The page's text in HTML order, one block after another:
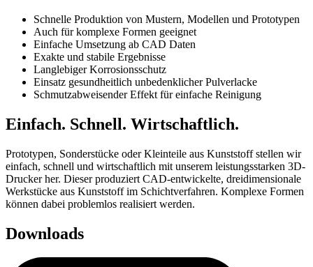
Schnelle Produktion von Mustern, Modellen und Prototypen
Auch für komplexe Formen geeignet
Einfache Umsetzung ab CAD Daten
Exakte und stabile Ergebnisse
Langlebiger Korrosionsschutz
Einsatz gesundheitlich unbedenklicher Pulverlacke
Schmutzabweisender Effekt für einfache Reinigung
Einfach. Schnell. Wirtschaftlich.
Prototypen, Sonderstücke oder Kleinteile aus Kunststoff stellen wir
einfach, schnell und wirtschaftlich mit unserem leistungsstarken 3D-
Drucker her. Dieser produziert CAD-entwickelte, dreidimensionale
Werkstücke aus Kunststoff im Schichtverfahren. Komplexe Formen
können dabei problemlos realisiert werden.
Downloads